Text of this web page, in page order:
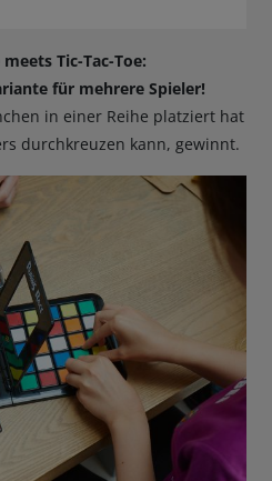
Tic-Tac-Toe:
für mehrere Spieler!
in einer Reihe platziert hat
durchkreuzen kann, gewinnt.